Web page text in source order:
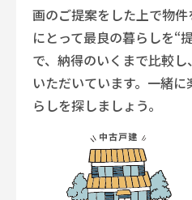
画のご提案をした上で物件
にとって最良の暮らしを“
で、納得のいくまで比較し、
いただいています。一緒
らしを探しましょう。